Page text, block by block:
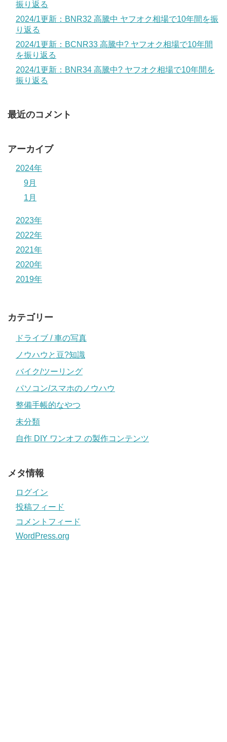
振り返る
2024/1更新：BNR32 高騰中 ヤフオク相場で10年間を振
り返る
2024/1更新：BCNR33 高騰中? ヤフオク相場で10年間
を振り返る
2024/1更新：BNR34 高騰中? ヤフオク相場で10年間を
振り返る
最近のコメント
アーカイブ
2024年
9月
1月
2023年
2022年
2021年
2020年
2019年
カテゴリー
ドライブ / 車の写真
ノウハウと豆?知識
バイク/ツーリング
パソコン/スマホのノウハウ
整備手帳的なやつ
未分類
自作 DIY ワンオフ の製作コンテンツ
メタ情報
ログイン
投稿フィード
コメントフィード
WordPress.org